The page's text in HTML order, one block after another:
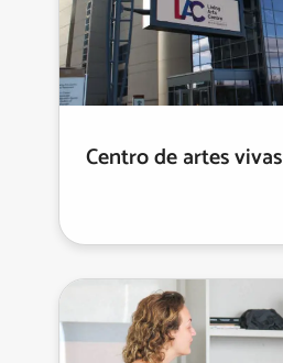
Centro de artes vivas